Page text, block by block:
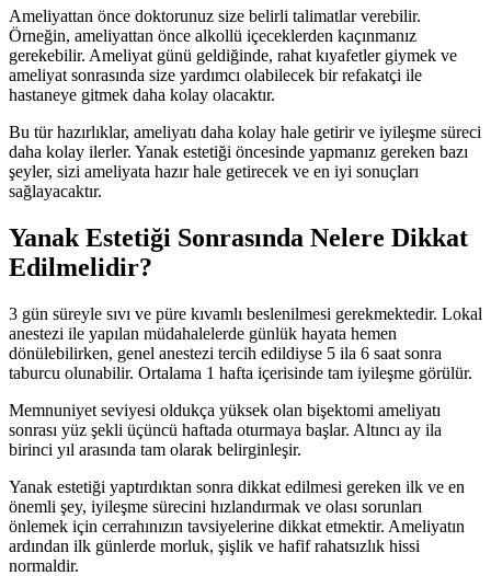
Ameliyattan önce doktorunuz size belirli talimatlar verebilir.
Örneğin, ameliyattan önce alkollü içeceklerden kaçınmanız
gerekebilir. Ameliyat günü geldiğinde, rahat kıyafetler giymek ve
ameliyat sonrasında size yardımcı olabilecek bir refakatçi ile
hastaneye gitmek daha kolay olacaktır.
Bu tür hazırlıklar, ameliyatı daha kolay hale getirir ve iyileşme süreci
daha kolay ilerler. Yanak estetiği öncesinde yapmanız gereken bazı
şeyler, sizi ameliyata hazır hale getirecek ve en iyi sonuçları
sağlayacaktır.
Yanak Estetiği Sonrasında Nelere Dikkat
Edilmelidir?
3 gün süreyle sıvı ve püre kıvamlı beslenilmesi gerekmektedir. Lokal
anestezi ile yapılan müdahalelerde günlük hayata hemen
dönülebilirken, genel anestezi tercih edildiyse 5 ila 6 saat sonra
taburcu olunabilir. Ortalama 1 hafta içerisinde tam iyileşme görülür.
Memnuniyet seviyesi oldukça yüksek olan bişektomi ameliyatı
sonrası yüz şekli üçüncü haftada oturmaya başlar. Altıncı ay ila
birinci yıl arasında tam olarak belirginleşir.
Yanak estetiği yaptırdıktan sonra dikkat edilmesi gereken ilk ve en
önemli şey, iyileşme sürecini hızlandırmak ve olası sorunları
önlemek için cerrahınızın tavsiyelerine dikkat etmektir. Ameliyatın
ardından ilk günlerde morluk, şişlik ve hafif rahatsızlık hissi
normaldir.